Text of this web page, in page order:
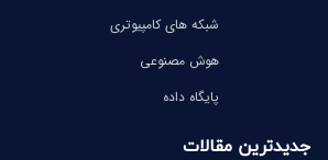
شبکه های کامپیوتری
هوش مصنوعی
پایگاه داده
جدیدترین مقالات